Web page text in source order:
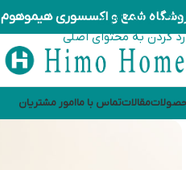
رد کردن به ناوبری
رد کردن به محتوای اصلی
شمع و اکسسوری هیموهوم
مقالاتتماس با ماامور مشتریان